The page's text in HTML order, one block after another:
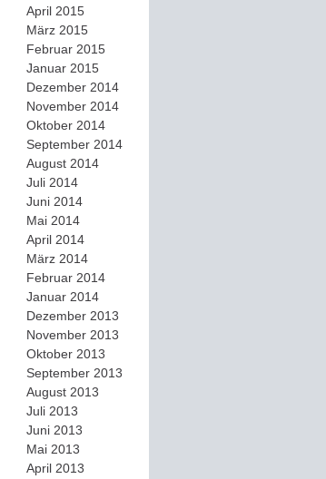
April 2015
März 2015
Februar 2015
Januar 2015
Dezember 2014
November 2014
Oktober 2014
September 2014
August 2014
Juli 2014
Juni 2014
Mai 2014
April 2014
März 2014
Februar 2014
Januar 2014
Dezember 2013
November 2013
Oktober 2013
September 2013
August 2013
Juli 2013
Juni 2013
Mai 2013
April 2013